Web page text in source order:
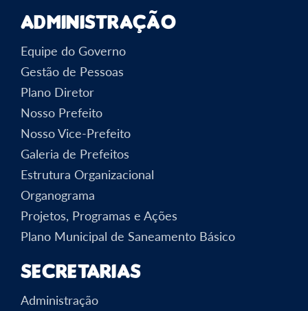
Administração
Equipe do Governo
Gestão de Pessoas
Plano Diretor
Nosso Prefeito
Nosso Vice-Prefeito
Galeria de Prefeitos
Estrutura Organizacional
Organograma
Projetos, Programas e Ações
Plano Municipal de Saneamento Básico
Secretarias
Administração